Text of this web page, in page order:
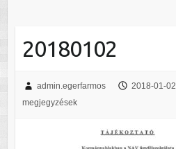
20180102
admin.egerfarmos 2018-01-02
megjegyzések